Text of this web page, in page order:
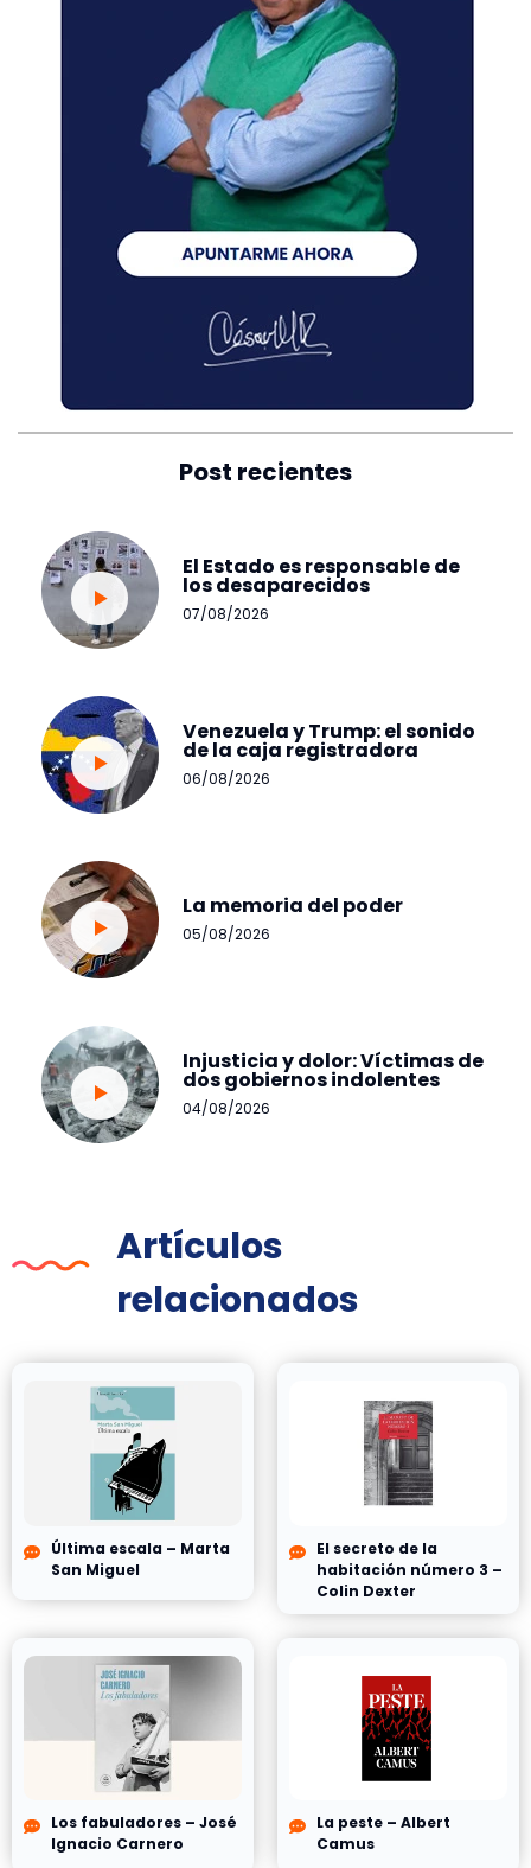
Post recientes
El Estado es responsable de
los desaparecidos
07/08/2026
Venezuela y Trump: el sonido
de la caja registradora
06/08/2026
La memoria del poder
05/08/2026
Injusticia y dolor: Víctimas de
dos gobiernos indolentes
04/08/2026
Artículos
relacionados
Última escala – Marta
San Miguel
El secreto de la
habitación número 3 –
Colin Dexter
Los fabuladores – José
Ignacio Carnero
La peste – Albert
Camus